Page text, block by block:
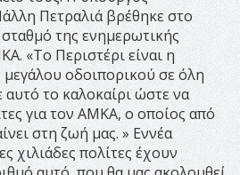
Πετραλιά βρέθηκε στο
της ενημερωτικής
«Το Περιστέρι είναι η
μεγάλου οδοιπορικού σε όλη
αυτό το καλοκαίρι ώστε να
για τον ΑΜΚΑ, ο οποίος από
στη ζωή μας. » Εννέα
χιλιάδες πολίτες έχουν